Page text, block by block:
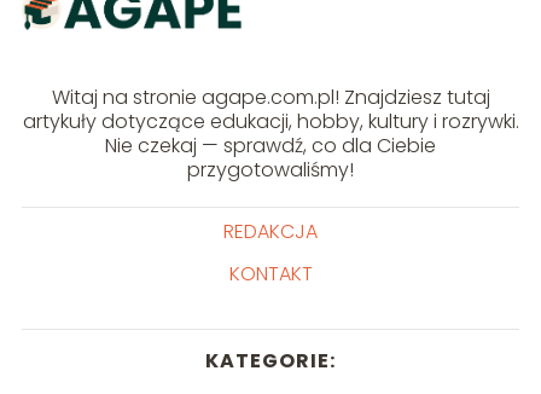
Witaj na stronie agape.com.pl! Znajdziesz tutaj
artykuły dotyczące edukacji, hobby, kultury i rozrywki.
Nie czekaj — sprawdź, co dla Ciebie
przygotowaliśmy!
REDAKCJA
KONTAKT
KATEGORIE: